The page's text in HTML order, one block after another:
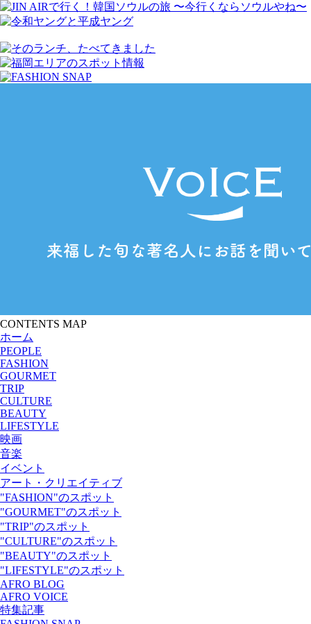
CONTENTS MAP
ホーム
PEOPLE
FASHION
GOURMET
TRIP
CULTURE
BEAUTY
LIFESTYLE
映画
音楽
イベント
アート・クリエイティブ
"FASHION"のスポット
"GOURMET"のスポット
"TRIP"のスポット
"CULTURE"のスポット
"BEAUTY"のスポット
"LIFESTYLE"のスポット
AFRO BLOG
AFRO VOICE
特集記事